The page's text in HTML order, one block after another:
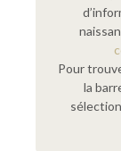
Pour
la